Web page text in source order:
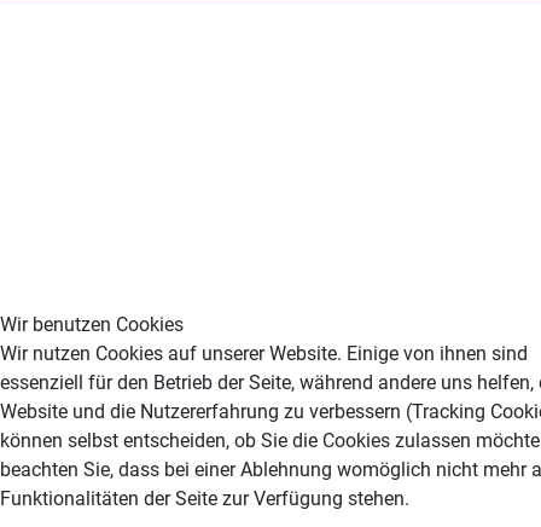
Wir benutzen Cookies
Wir nutzen Cookies auf unserer Website. Einige von ihnen sind
essenziell für den Betrieb der Seite, während andere uns helfen,
Website und die Nutzererfahrung zu verbessern (Tracking
können selbst entscheiden, ob Sie die Cookies zulassen
beachten Sie, dass bei einer Ablehnung womöglich nicht mehr
Funktionalitäten der Seite zur Verfügung stehen.